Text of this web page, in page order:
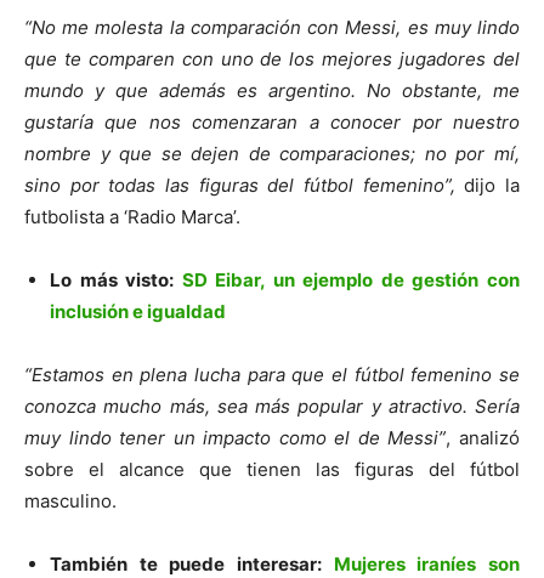
“No me molesta la comparación con Messi, es muy lindo
que te comparen con uno de los mejores jugadores del
mundo y que además es argentino. No obstante, me
gustaría que nos comenzaran a conocer por nuestro
nombre y que se dejen de comparaciones; no por mí,
sino por todas las figuras del fútbol femenino”, dijo la
futbolista a ‘Radio Marca’.
Lo más visto: SD Eibar, un ejemplo de gestión con
inclusión e igualdad
“Estamos en plena lucha para que el fútbol femenino se
conozca mucho más, sea más popular y atractivo. Sería
muy lindo tener un impacto como el de Messi”, analizó
sobre el alcance que tienen las figuras del fútbol
masculino.
También te puede interesar: Mujeres iraníes son